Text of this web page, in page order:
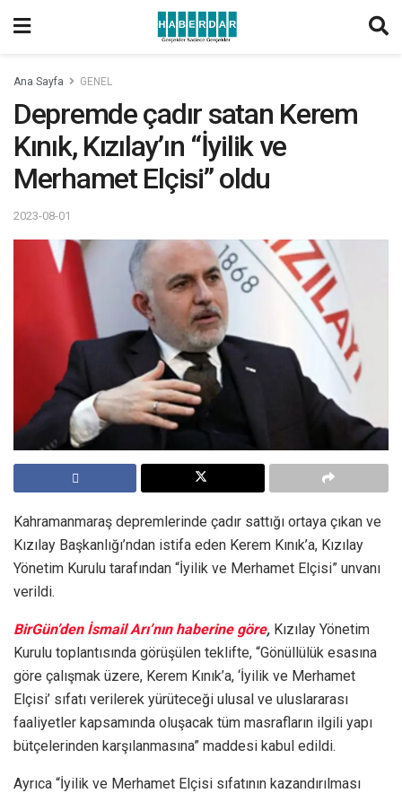
Ana Sayfa GENEL
Depremde çadır satan Kerem
Kınık, Kızılay’ın “İyilik ve
Merhamet Elçisi” oldu
2023-08-01
Kahramanmaraş depremlerinde çadır sattığı ortaya çıkan ve
Kızılay Başkanlığı’ndan istifa eden Kerem Kınık’a, Kızılay
Yönetim Kurulu tarafından “İyilik ve Merhamet Elçisi” unvanı
verildi.
BirGün’den İsmail Arı’nın haberine göre, Kızılay Yönetim
Kurulu toplantısında görüşülen teklifte, “Gönüllülük esasına
göre çalışmak üzere, Kerem Kınık’a, ‘İyilik ve Merhamet
Elçisi’ sıfatı verilerek yürüteceği ulusal ve uluslararası
faaliyetler kapsamında oluşacak tüm masrafların ilgili yapı
bütçelerinden karşılanmasına” maddesi kabul edildi.
Ayrıca “İyilik ve Merhamet Elçisi sıfatının kazandırılması